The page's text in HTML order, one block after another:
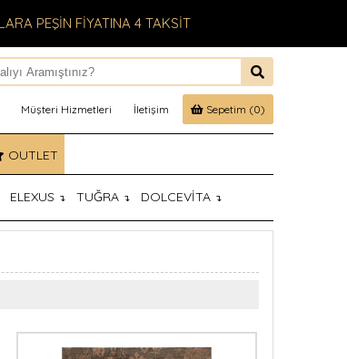
PEŞİN FİYATINA 4 TAKSİT
Müşteri Hizmetleri İletişim Sepetim (0)
OUTLET
ELEXUS ↴ TUĞRA ↴ DOLCEVİTA ↴